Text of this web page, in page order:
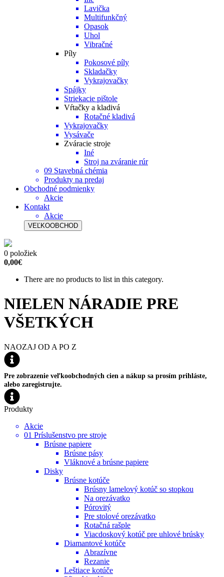
Lavička
Multifunkčný
Opasok
Uhol
Vibračné
Píly
Pokosové píly
Skladačky
Vykrajovačky
Spájky
Striekacie pištole
Vŕtačky a kladivá
Rotačné kladivá
Vykrajovačky
Vysávače
Zváracie stroje
Iné
Stroj na zváranie rúr
09 Stavebná chémia
Produkty na predaj
Obchodné podmienky
Akcie
Kontakt
Akcie
VEĽKOOBCHOD
0 položiek
0,00€
There are no products to list in this category.
NIELEN NÁRADIE PRE
VŠETKÝCH
NAOZAJ OD A PO Z
Pre zobrazenie veľkoobchodných cien a nákup sa prosím prihláste,
alebo zaregistrujte.
Produkty
Akcie
01 Príslušenstvo pre stroje
Brúsne papiere
Brúsne pásy
Vláknové a brúsne papiere
Disky
Brúsne kotúče
Brúsny lamelový kotúč so stopkou
Na orezávatko
Pórovitý
Pre stolové orezávatko
Rotačná rašple
Viacdoskový kotúč pre uhlové brúsky
Diamantové kotúče
Abrazívne
Rezanie
Leštiace kotúče